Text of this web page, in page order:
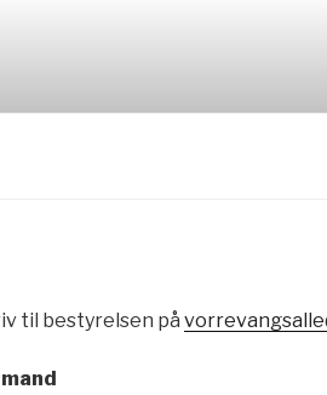
til bestyrelsen på